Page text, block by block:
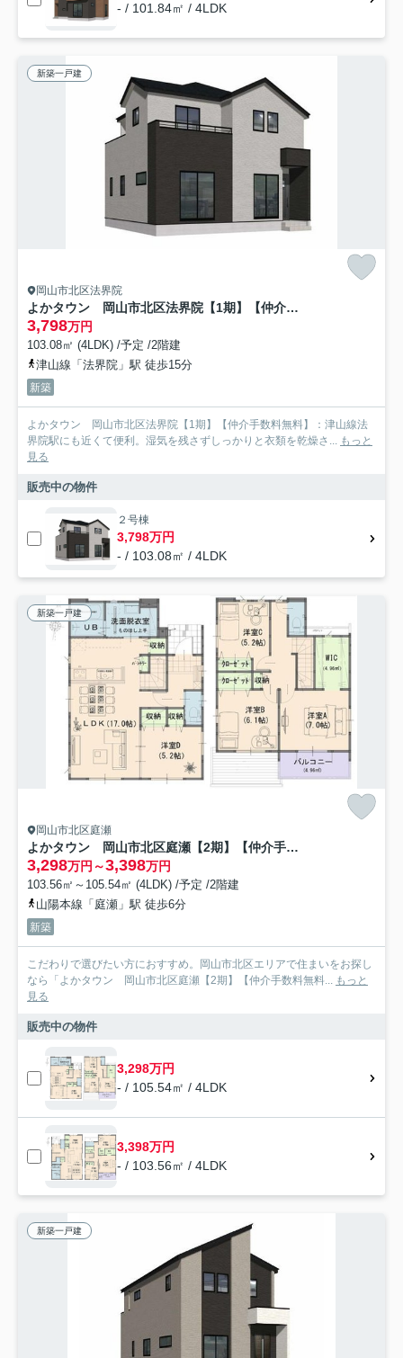
- / 101.84㎡ / 4LDK
新築一戸建
岡山市北区法界院
よかタウン 岡山市北区法界院【1期】【仲介手数料無料】
3,798万円
103.08㎡ (4LDK) /予定 /2階建
津山線「法界院」駅 徒歩15分
新築
よかタウン 岡山市北区法界院【1期】【仲介手数料無料】：津山線法
界院駅にも近くて便利。湿気を残さずしっかりと衣類を乾燥さ... もっと
見る
販売中の物件
２号棟
3,798万円
- / 103.08㎡ / 4LDK
新築一戸建
岡山市北区庭瀬
よかタウン 岡山市北区庭瀬【2期】【仲介手数料無料】
3,298万円～3,398万円
103.56㎡～105.54㎡ (4LDK) /予定 /2階建
山陽本線「庭瀬」駅 徒歩6分
新築
こだわりで選びたい方におすすめ。岡山市北区エリアで住まいをお探し
なら「よかタウン 岡山市北区庭瀬【2期】【仲介手数料無料... もっと
見る
販売中の物件
3,298万円
- / 105.54㎡ / 4LDK
3,398万円
- / 103.56㎡ / 4LDK
新築一戸建